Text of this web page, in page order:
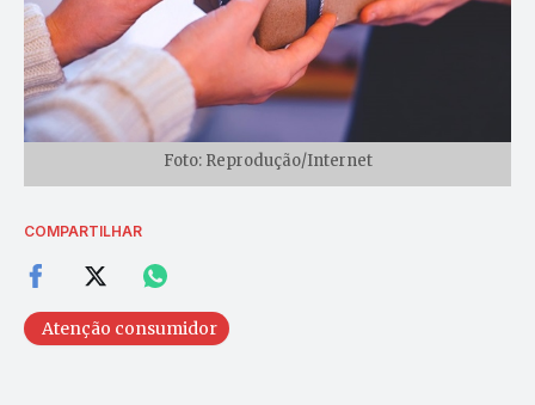
Foto: Reprodução/Internet
COMPARTILHAR
Atenção consumidor